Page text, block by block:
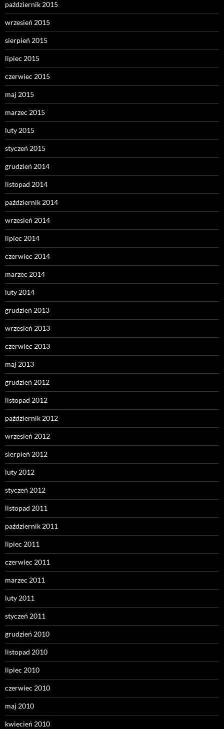
październik 2015
wrzesień 2015
sierpień 2015
lipiec 2015
czerwiec 2015
maj 2015
marzec 2015
luty 2015
styczeń 2015
grudzień 2014
listopad 2014
październik 2014
wrzesień 2014
lipiec 2014
czerwiec 2014
marzec 2014
luty 2014
grudzień 2013
wrzesień 2013
czerwiec 2013
maj 2013
grudzień 2012
listopad 2012
październik 2012
wrzesień 2012
sierpień 2012
luty 2012
styczeń 2012
listopad 2011
październik 2011
lipiec 2011
czerwiec 2011
marzec 2011
luty 2011
styczeń 2011
grudzień 2010
listopad 2010
lipiec 2010
czerwiec 2010
maj 2010
kwiecień 2010